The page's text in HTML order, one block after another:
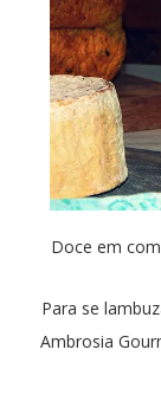
Doce em
Para se
Ambrosia